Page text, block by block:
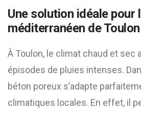
Une solution idéale pour
méditerranéen de Toulon
À Toulon, le climat chaud et sec
épisodes de pluies intenses.
béton poreux s’adapte
climatiques locales. En effet, il